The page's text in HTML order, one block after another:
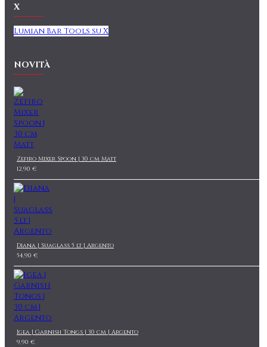
X
Lumian Bar Tools su X
NOVITÀ
Zefiro Mixer Spoon | 30 cm Matt
12,90 €
Diana | Suaglass 5 lt | Argento
54,90 €
Igea | Garnish Tongs | 30 cm | Argento
9,90 €